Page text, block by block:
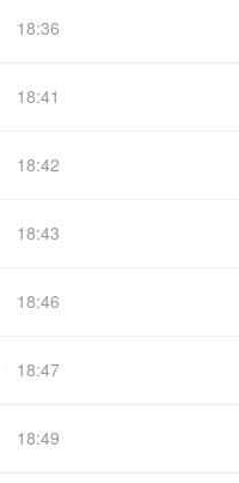
18:36
18:41
18:42
18:43
18:46
18:47
18:49